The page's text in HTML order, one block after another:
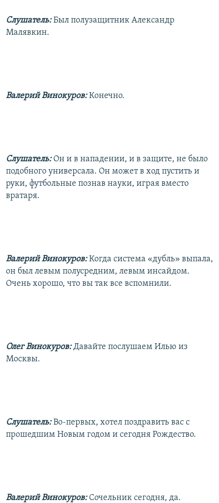
Слушатель: Был полузащитник Александр
Малявкин.
Валерий Винокуров: Конечно.
Слушатель: Он и в нападении, и в защите, не было
подобного универсала. Он может в ход пустить и
руки, футбольные познав науки, играя вместо
вратаря.
Валерий Винокуров: Когда система «дубль» выпала,
он был левым полусредним, левым инсайдом.
Очень хорошо, что вы так все вспомнили.
Олег Винокуров: Давайте послушаем Илью из
Москвы.
Слушатель: Во-первых, хотел поздравить вас с
прошедшим Новым годом и сегодня Рождество.
Валерий Винокуров: Сочельник сегодня, да.